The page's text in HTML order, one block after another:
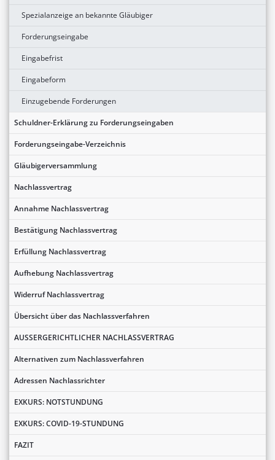
Spezialanzeige an bekannte Gläubiger
Forderungseingabe
Eingabefrist
Eingabeform
Einzugebende Forderungen
Schuldner-Erklärung zu Forderungseingaben
Forderungseingabe-Verzeichnis
Gläubigerversammlung
Nachlassvertrag
Annahme Nachlassvertrag
Bestätigung Nachlassvertrag
Erfüllung Nachlassvertrag
Aufhebung Nachlassvertrag
Widerruf Nachlassvertrag
Übersicht über das Nachlassverfahren
AUSSERGERICHTLICHER NACHLASSVERTRAG
Alternativen zum Nachlassverfahren
Adressen Nachlassrichter
EXKURS: NOTSTUNDUNG
EXKURS: COVID-19-STUNDUNG
FAZIT